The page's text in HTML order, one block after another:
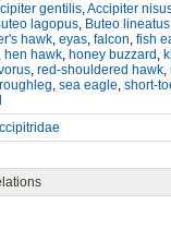
gentilis,Accipiter
lagopus, Buteo lineatus
hawk, eyas, falcon, fish
, hen hawk, honey buzzard ,
, red-shouldered hawk,
roughleg, sea eagle, short-